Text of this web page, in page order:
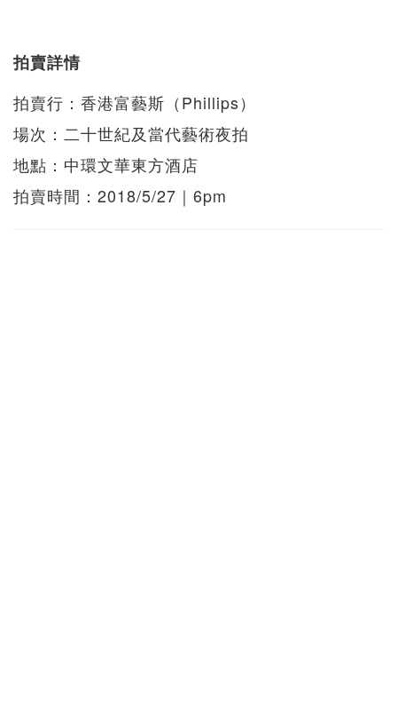
拍賣詳情
拍賣行：香港富藝斯（Phillips）
場次：二十世紀及當代藝術夜拍
地點：中環文華東方酒店
拍賣時間：2018/5/27｜6pm